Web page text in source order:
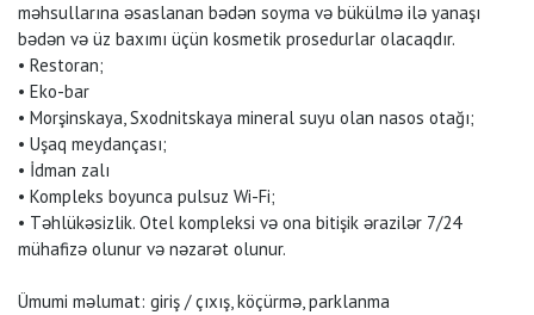
məhsullarına əsaslanan bədən soyma və bükülmə ilə yanaşı
bədən və üz baxımı üçün kosmetik prosedurlar olacaqdır.
• Restoran;
• Eko-bar
• Morşinskaya, Sxodnitskaya mineral suyu olan nasos otağı;
• Uşaq meydançası;
• İdman zalı
• Kompleks boyunca pulsuz Wi-Fi;
• Təhlükəsizlik. Otel kompleksi və ona bitişik ərazilər 7/24
mühafizə olunur və nəzarət olunur.
Ümumi məlumat: giriş / çıxış, köçürmə, parklanma